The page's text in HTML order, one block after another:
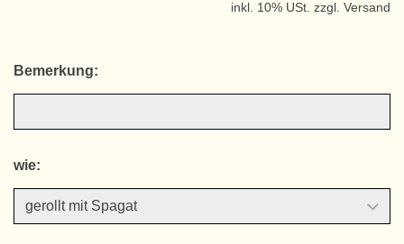
inkl. 10% USt. zzgl. Versand
Bemerkung:
wie: